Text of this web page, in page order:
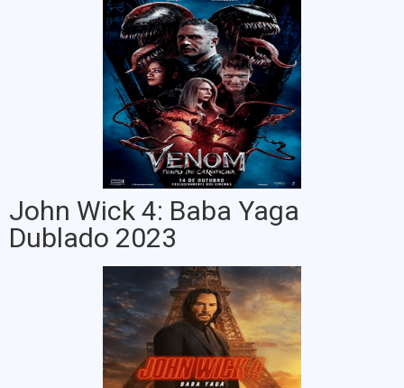
John Wick 4: Baba Yaga
Dublado 2023